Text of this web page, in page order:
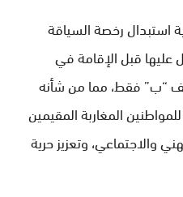
استبدال رخصة السياقة
عليها قبل الإقامة في
“ب” فقط، مما من شأنه
المغاربة المقيمين
والاجتماعي، وتعزيز حرية